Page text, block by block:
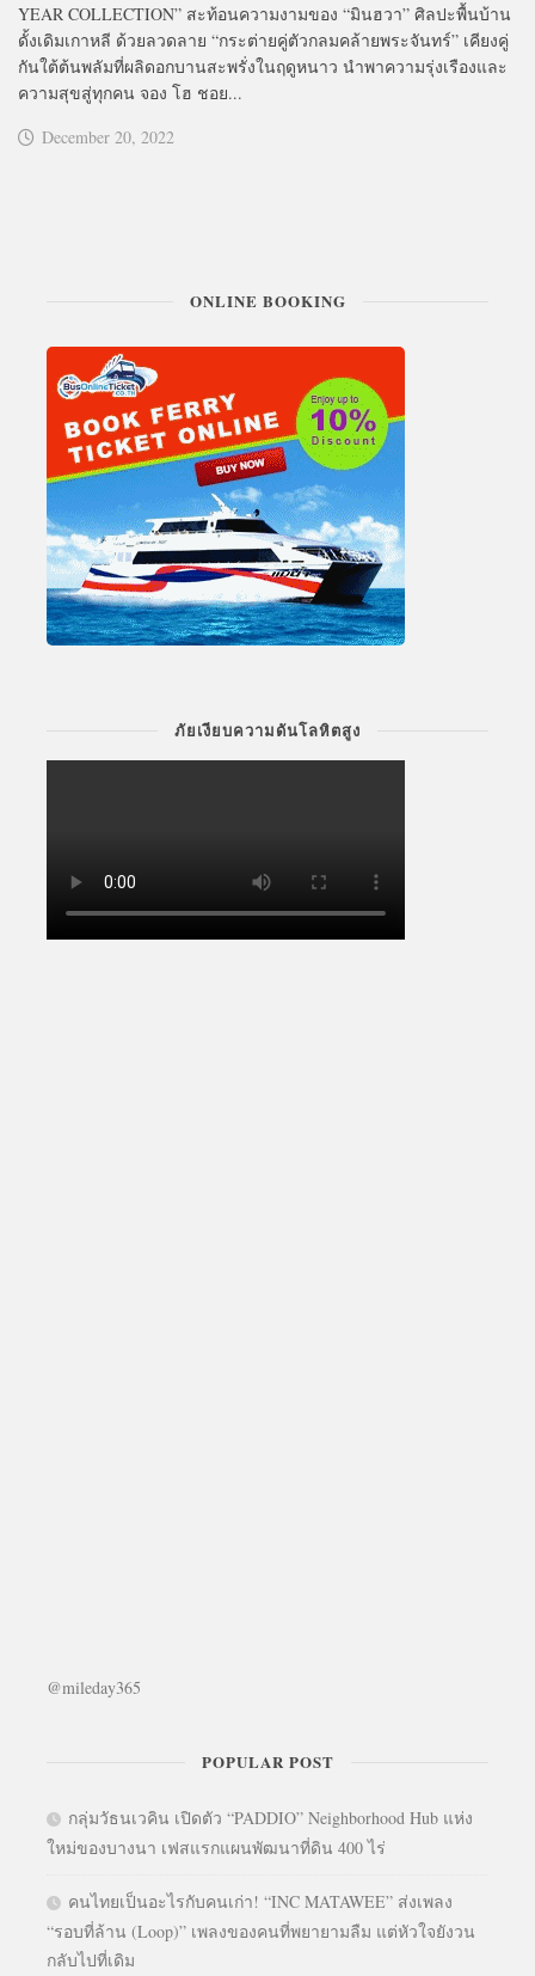
YEAR COLLECTION” สะท้อนความงามของ “มินฮวา” ศิลปะพื้นบ้าน
ดั้งเดิมเกาหลี ด้วยลวดลาย “กระต่ายคู่ตัวกลมคล้ายพระจันทร์” เคียงคู่
กันใต้ต้นพลัมที่ผลิดอกบานสะพรั่งในฤดูหนาว นำพาความรุ่งเรืองและ
ความสุขสู่ทุกคน จอง โฮ ชอย...
December 20, 2022
ONLINE BOOKING
ภัยเงียบความดันโลหิตสูง
@mileday365
POPULAR POST
กลุ่มวัธนเวคิน เปิดตัว “PADDIO” Neighborhood Hub แห่ง
ใหม่ของบางนา เฟสแรกแผนพัฒนาที่ดิน 400 ไร่
คนไทยเป็นอะไรกับคนเก่า! “INC MATAWEE” ส่งเพลง
“รอบที่ล้าน (Loop)” เพลงของคนที่พยายามลืม แต่หัวใจยังวน
กลับไปที่เดิม